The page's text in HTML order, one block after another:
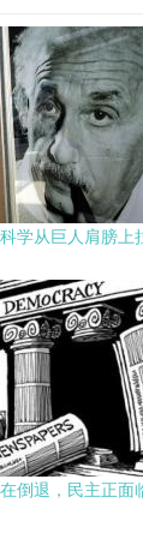
学从巨人肩膀上
倒退，民主正